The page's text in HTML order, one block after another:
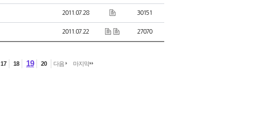
2011.07.28 30151
2011.07.22 27070
17 18 19 20 다음 마지막